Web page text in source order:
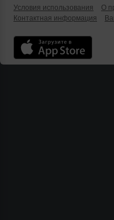
Условия использования
О
Контактная информация